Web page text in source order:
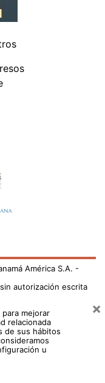
América S.A. -
autorización escrita
mejorar
relacionada
de sus hábitos
u
×